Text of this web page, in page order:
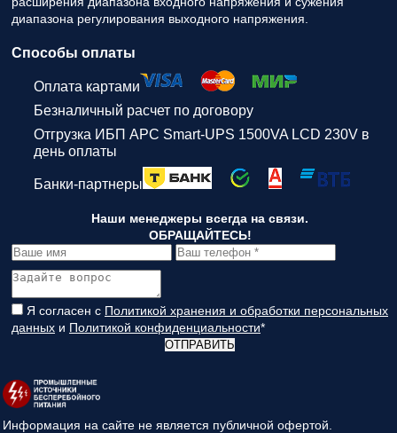
диапазона регулирования выходного напряжения.
Способы оплаты
Оплата картами
Безналичный расчет по договору
Отгрузка ИБП APC Smart-UPS 1500VA LCD 230V в
день оплаты
Банки-партнеры
Наши менеджеры всегда на связи.
ОБРАЩАЙТЕСЬ!
Я согласен с Политикой хранения и обработки персональных
данных и Политикой конфиденциальности*
ОТПРАВИТЬ
Информация на сайте не является публичной офертой.